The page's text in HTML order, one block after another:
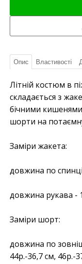
Опис Властивості
Літній костюм в
складається з
бічними
шорти на
Заміри жакета:
довжина по
довжина рукава -
Заміри шорт:
довжина по
44р.-36,7 см, 46р.-